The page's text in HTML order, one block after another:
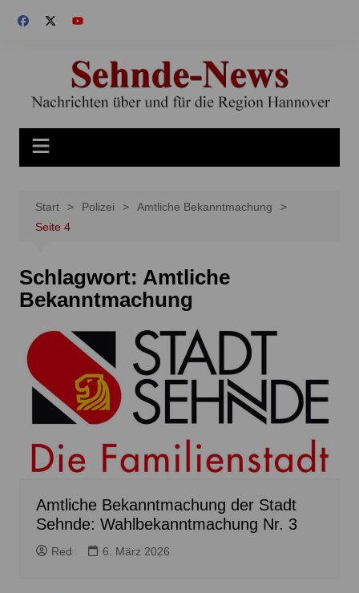
Inhalt
Start Polizei
Amtliche Bekanntmachung
Seite 4
Schlagwort: Amtliche
Bekanntmachung
Amtliche Bekanntmachung der Stadt
Sehnde: Wahlbekanntmachung Nr. 3
Red 6. März 2026